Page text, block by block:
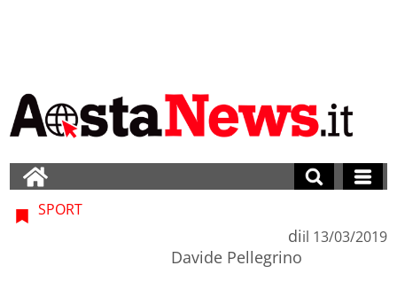
SPORT
di
Davide Pellegrino
il 13/03/2019